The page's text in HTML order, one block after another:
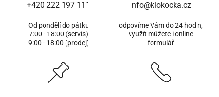
+420 222 197 111
Od pondělí do pátku
7:00 - 18:00 (servis)
9:00 - 18:00 (prodej)
info@klokocka.cz
odpovíme Vám do 24 hodin,
využít můžete ionline
formulář